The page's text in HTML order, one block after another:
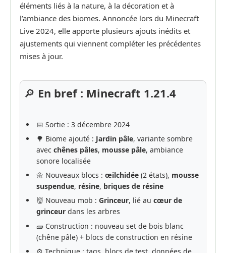
éléments liés à la nature, à la décoration et à
l’ambiance des biomes. Annoncée lors du Minecraft
Live 2024, elle apporte plusieurs ajouts inédits et
ajustements qui viennent compléter les précédentes
mises à jour.
🔎 En bref : Minecraft 1.21.4
📅 Sortie : 3 décembre 2024
🌳 Biome ajouté : Jardin pâle, variante sombre
avec chênes pâles, mousse pâle, ambiance
sonore localisée
🌼 Nouveaux blocs : œilchidée (2 états), mousse
suspendue, résine, briques de résine
👹 Nouveau mob : Grinceur, lié au cœur de
grinceur dans les arbres
🧱 Construction : nouveau set de bois blanc
(chêne pâle) + blocs de construction en résine